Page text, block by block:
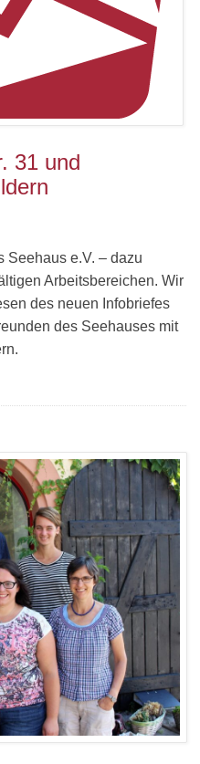
31 und
Seehaus e.V. – dazu
Arbeitsbereichen. Wir
des neuen Infobriefes
des Seehauses mit